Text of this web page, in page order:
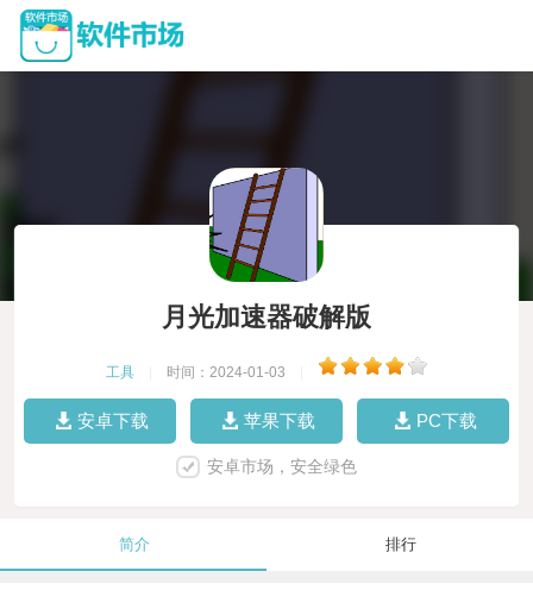
月光加速器破解版
工具 时间：2024-01-03
安卓下载 苹果下载 PC下载
安卓市场，安全绿色
简介 排行